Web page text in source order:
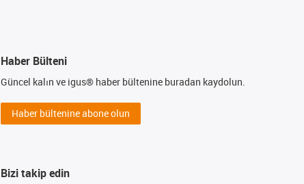
Haber Bülteni
Güncel kalın ve igus® haber bültenine buradan kaydolun.
Haber bültenine abone olun
Bizi takip edin